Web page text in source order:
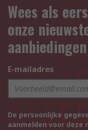
Wees als
onze
aanbiedingen
E-mailadres
De persoonlijke
aanmelden voor